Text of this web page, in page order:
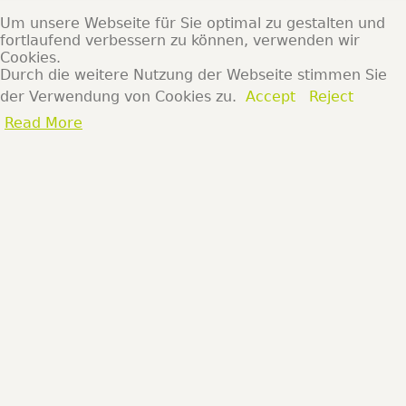
Um unsere Webseite für Sie optimal zu gestalten und
fortlaufend verbessern zu können, verwenden wir
Cookies.
Durch die weitere Nutzung der Webseite stimmen Sie
der Verwendung von Cookies zu. Accept
Reject
Read More